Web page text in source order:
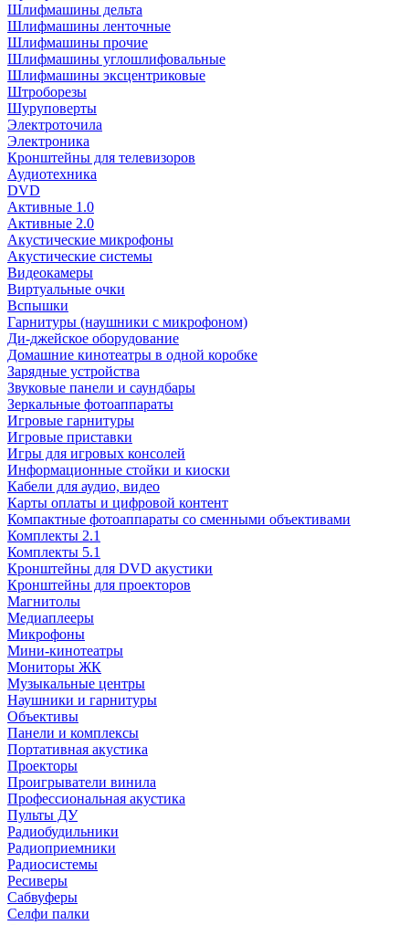
Шлифмашины дельта
Шлифмашины ленточные
Шлифмашины прочие
Шлифмашины углошлифовальные
Шлифмашины эксцентриковые
Штроборезы
Шуруповерты
Электроточила
Электроника
Кронштейны для телевизоров
Аудиотехника
DVD
Активные 1.0
Активные 2.0
Акустические микрофоны
Акустические системы
Видеокамеры
Виртуальные очки
Вспышки
Гарнитуры (наушники с микрофоном)
Ди-джейское оборудование
Домашние кинотеатры в одной коробке
Зарядные устройства
Звуковые панели и саундбары
Зеркальные фотоаппараты
Игровые гарнитуры
Игровые приставки
Игры для игровых консолей
Информационные стойки и киоски
Кабели для аудио, видео
Карты оплаты и цифровой контент
Компактные фотоаппараты со сменными объективами
Комплекты 2.1
Комплекты 5.1
Кронштейны для DVD акустики
Кронштейны для проекторов
Магнитолы
Медиаплееры
Микрофоны
Мини-кинотеатры
Мониторы ЖК
Музыкальные центры
Наушники и гарнитуры
Объективы
Панели и комплексы
Портативная акустика
Проекторы
Проигрыватели винила
Профессиональная акустика
Пульты ДУ
Радиобудильники
Радиоприемники
Радиосистемы
Ресиверы
Сабвуферы
Селфи палки